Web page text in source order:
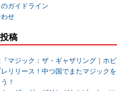
ガイドライン
せ
稿
マジック：ザ・ギャザリング｜ホビ
リリース！中つ国でまたマジックを
！